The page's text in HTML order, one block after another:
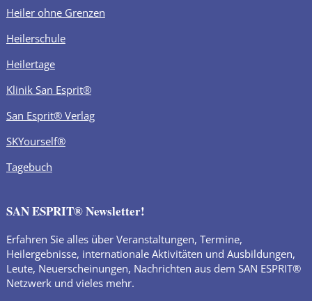
Heiler ohne Grenzen
Heilerschule
Heilertage
Klinik San Esprit®
San Esprit® Verlag
SKYourself®
Tagebuch
SAN ESPRIT® Newsletter!
Erfahren Sie alles über Veranstaltungen, Termine,
Heilergebnisse, internationale Aktivitäten und Ausbildungen,
Leute, Neuerscheinungen, Nachrichten aus dem SAN ESPRIT®
Netzwerk und vieles mehr.